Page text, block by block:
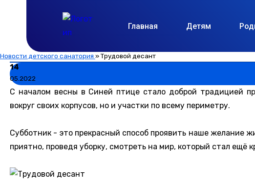
Главная Детям
Новости детского санатория »Трудовой десант
14
05.2022
С началом весны в Синей птице стало доброй традицией
вокруг своих корпусов, но и участки по всему периметру.
Субботник - это прекрасный способ проявить наше желание
приятно, проведя уборку, смотреть на мир, который стал ещё